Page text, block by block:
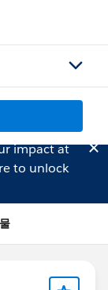
impact at
to unlock